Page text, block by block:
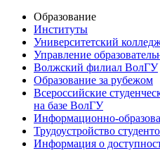
Образование
Институты
Университетский
Управление
Волжский филиал ВолГУ
Образование за рубежом
Всероссийские
на базе ВолГУ
Информационно-
Трудоустройство
Информация о